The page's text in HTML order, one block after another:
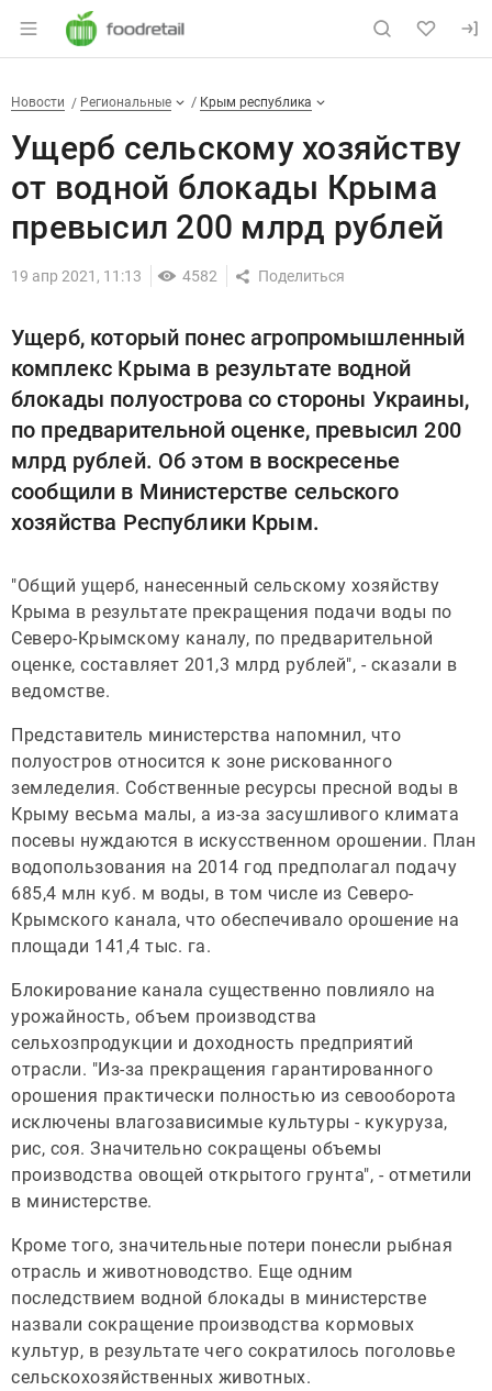
Раздел навигации по сайту
Ущерб сельскому хозяйству
Новости
Разделы
Новости Региональные Крым республика
Ущерб сельскому хозяйству
от водной блокады Крыма
превысил 200 млрд рублей
19 апр 2021, 11:13 4582
Ущерб, который понес агропромышленный
комплекс Крыма в результате водной
блокады полуострова со стороны Украины,
по предварительной оценке, превысил 200
млрд рублей. Об этом в воскресенье
сообщили в Министерстве сельского
хозяйства Республики Крым.
"Общий ущерб, нанесенный сельскому хозяйству
Крыма в результате прекращения подачи воды по
Северо-Крымскому каналу, по предварительной
оценке, составляет 201,3 млрд рублей", - сказали в
ведомстве.
Представитель министерства напомнил, что
полуостров относится к зоне рискованного
земледелия. Собственные ресурсы пресной воды в
Крыму весьма малы, а из-за засушливого климата
посевы нуждаются в искусственном орошении. План
водопользования на 2014 год предполагал подачу
685,4 млн куб. м воды, в том числе из Северо-
Крымского канала, что обеспечивало орошение на
площади 141,4 тыс. га.
Блокирование канала существенно повлияло на
урожайность, объем производства
сельхозпродукции и доходность предприятий
отрасли. "Из-за прекращения гарантированного
орошения практически полностью из севооборота
исключены влагозависимые культуры - кукуруза,
рис, соя. Значительно сокращены объемы
производства овощей открытого грунта", - отметили
в министерстве.
Кроме того, значительные потери понесли рыбная
отрасль и животноводство. Еще одним
последствием водной блокады в министерстве
назвали сокращение производства кормовых
культур, в результате чего сократилось поголовье
сельскохозяйственных животных.